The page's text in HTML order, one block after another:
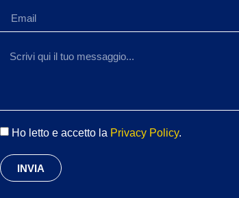
Ho letto e accetto la Privacy Policy.
INVIA